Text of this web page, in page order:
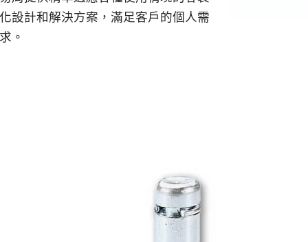
化設計和解決方案，滿足客戶的個人需
求。